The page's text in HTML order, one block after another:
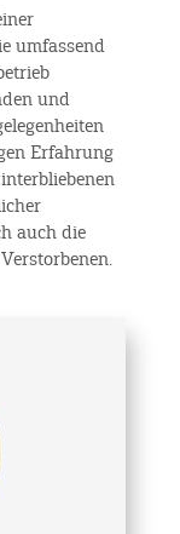
umfassend
und
Erfahrung
auch die